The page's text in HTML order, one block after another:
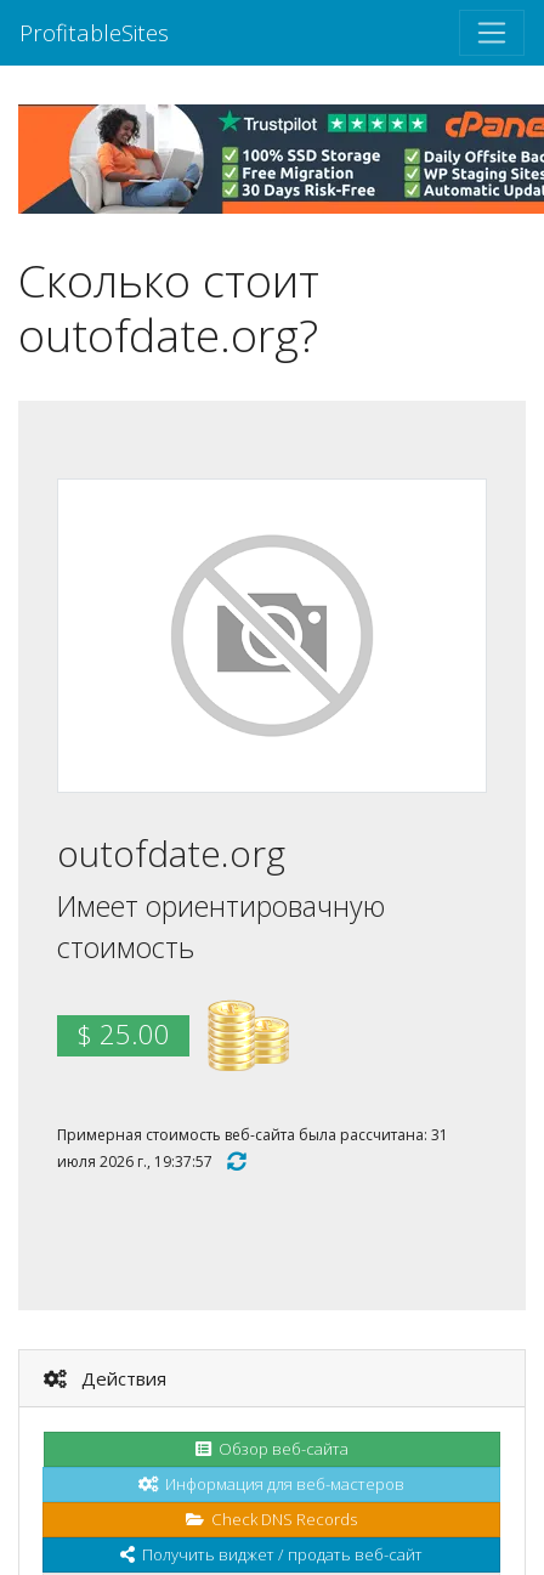
ProfitableSites
Сколько стоит
outofdate.org?
outofdate.org
Имеет ориентировачную
стоимость
$ 25.00
Примерная стоимость веб-сайта была рассчитана: 31
июля 2026 г., 19:37:57
Действия
Обзор веб-сайта
Информация для веб-мастеров
Check DNS Records
Получить виджет / продать веб-сайт